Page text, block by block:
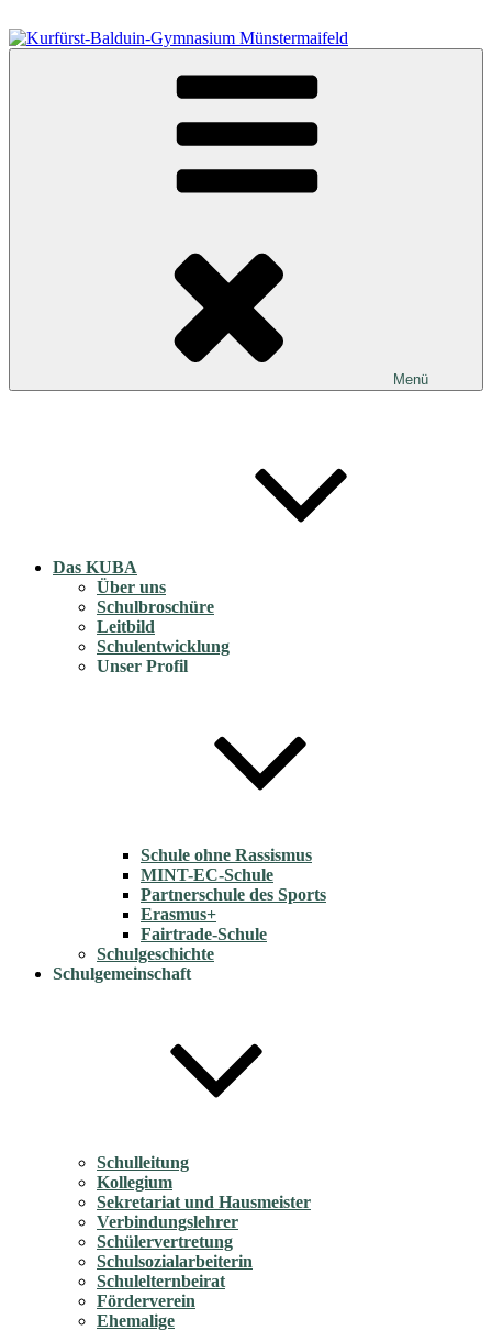
Inhalt
springen
Kurfürst-Balduin-Gymnasium Münstermaifeld
Menü
Das KUBA
Über uns
Schulbroschüre
Leitbild
Schulentwicklung
Unser Profil
Schule ohne Rassismus
MINT-EC-Schule
Partnerschule des Sports
Erasmus+
Fairtrade-Schule
Schulgeschichte
Schulgemeinschaft
Schulleitung
Kollegium
Sekretariat und Hausmeister
Verbindungslehrer
Schülervertretung
Schulsozialarbeiterin
Schulelternbeirat
Förderverein
Ehemalige